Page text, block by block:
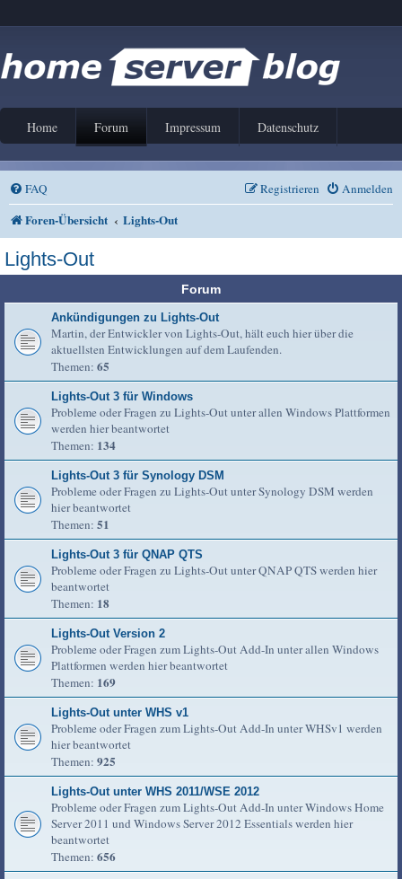
Home Forum Impressum Datenschutz
FAQ Anmelden
Registrieren
Foren-Übersicht Lights-Out
Lights-Out
Forum
Ankündigungen zu Lights-Out
Martin, der Entwickler von Lights-Out, hält euch hier über die
aktuellsten Entwicklungen auf dem Laufenden.
Themen: 65
Lights-Out 3 für Windows
Probleme oder Fragen zu Lights-Out unter allen Windows Plattformen
werden hier beantwortet
Themen: 134
Lights-Out 3 für Synology DSM
Probleme oder Fragen zu Lights-Out unter Synology DSM werden
hier beantwortet
Themen: 51
Lights-Out 3 für QNAP QTS
Probleme oder Fragen zu Lights-Out unter QNAP QTS werden hier
beantwortet
Themen: 18
Lights-Out Version 2
Probleme oder Fragen zum Lights-Out Add-In unter allen Windows
Plattformen werden hier beantwortet
Themen: 169
Lights-Out unter WHS v1
Probleme oder Fragen zum Lights-Out Add-In unter WHSv1 werden
hier beantwortet
Themen: 925
Lights-Out unter WHS 2011/WSE 2012
Probleme oder Fragen zum Lights-Out Add-In unter Windows Home
Server 2011 und Windows Server 2012 Essentials werden hier
beantwortet
Themen: 656